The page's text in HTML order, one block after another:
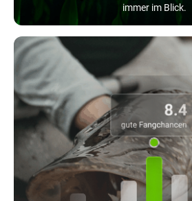
immer im Blick.